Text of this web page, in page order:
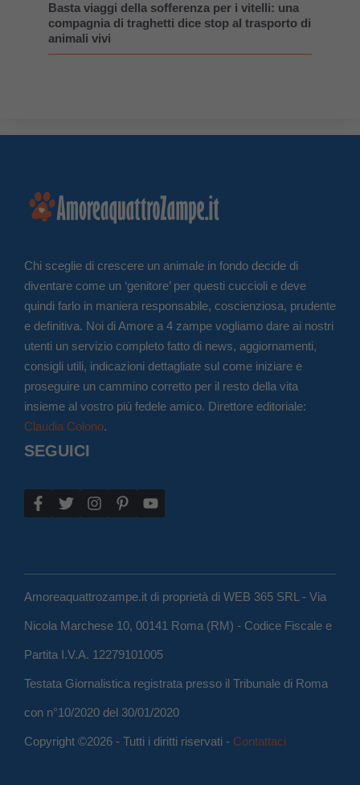
Basta viaggi della sofferenza per i vitelli: una
compagnia di traghetti dice stop al trasporto di
animali vivi
Chi sceglie di crescere un animale in fondo decide di
diventare come un ‘genitore’ per questi cuccioli e deve
quindi farlo in maniera responsabile, coscienziosa, prudente
e definitiva. Noi di Amore a 4 zampe vogliamo dare ai nostri
utenti un servizio completo fatto di news, aggiornamenti,
consigli utili, indicazioni dettagliate sul come iniziare e
proseguire un cammino corretto per il resto della vita
insieme al vostro più fedele amico. Direttore editoriale:
Claudia Colono.
SEGUICI
Amoreaquattrozampe.it di proprietà di WEB 365 SRL - Via
Nicola Marchese 10, 00141 Roma (RM) - Codice Fiscale e
Partita I.V.A. 12279101005
Testata Giornalistica registrata presso il Tribunale di Roma
con n°10/2020 del 30/01/2020
Copyright ©2026 - Tutti i diritti riservati - Contattaci